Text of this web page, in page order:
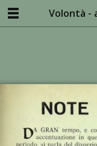
Volontà -